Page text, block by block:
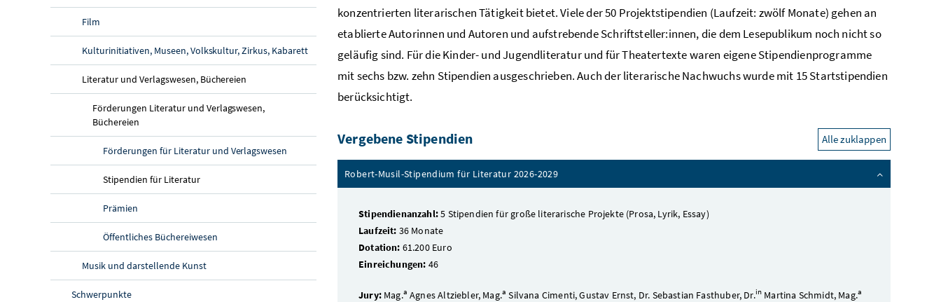
Film
Kulturinitiativen, Museen, Volkskultur, Zirkus, Kabarett
Literatur und Verlagswesen, Büchereien
Förderungen Literatur und Verlagswesen,
Büchereien
Förderungen für Literatur und Verlagswesen
Stipendien für Literatur
Prämien
Öffentliches Büchereiwesen
Musik und darstellende Kunst
Schwerpunkte
konzentrierten literarischen Tätigkeit bietet. Viele der 50 Projektstipendien (Laufzeit: zwölf Monate) gehen an
etablierte Autorinnen und Autoren und aufstrebende Schriftsteller:innen, die dem Lesepublikum noch nicht so
geläufig sind. Für die Kinder- und Jugendliteratur und für Theatertexte waren eigene Stipendienprogramme
mit sechs bzw. zehn Stipendien ausgeschrieben. Auch der literarische Nachwuchs wurde mit 15 Startstipendien
berücksichtigt.
Vergebene Stipendien Alle zuklappen
Robert-Musil-Stipendium für Literatur 2026-2029
Stipendienanzahl:5 Stipendien für große literarische Projekte (Prosa, Lyrik, Essay)
Laufzeit: 36 Monate
Dotation: 61.200 Euro
Einreichungen: 46
Jury: Mag.a Agnes Altziebler, Mag.a Silvana Cimenti, Gustav Ernst, Dr. Sebastian Fasthuber, Dr.in Martina Schmidt, Mag.a